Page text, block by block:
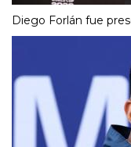
Diego Forlán fue